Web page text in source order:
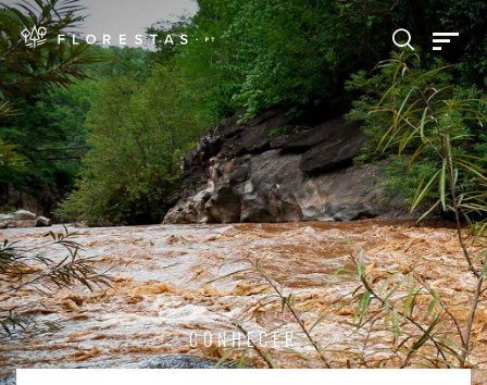
CONHECER